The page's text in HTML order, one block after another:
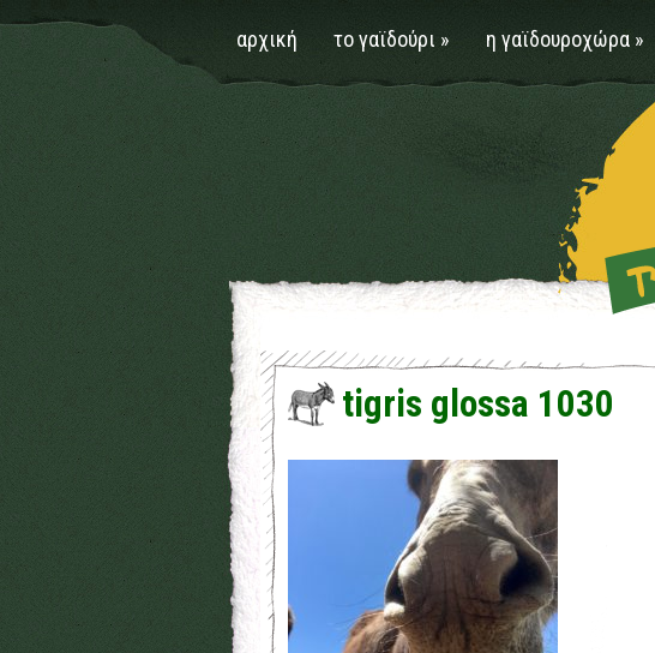
αρχική το γαϊδούρι » η γαϊδουροχώρα»
tigris glossa 1030